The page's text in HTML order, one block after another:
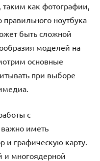
как фотографии,
ноутбука
быть сложной
моделей на
основные
при выборе
с
иметь
и графическую карту.
и многоядерной